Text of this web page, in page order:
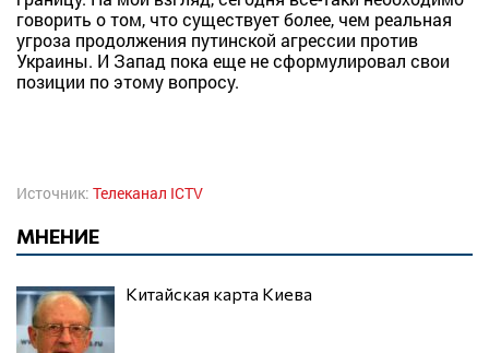
говорить о том, что существует более, чем реальная
угроза продолжения путинской агрессии против
Украины. И Запад пока еще не сформулировал свои
позиции по этому вопросу.
Источник: Телеканал ICTV
МНЕНИЕ
Китайская карта Киева